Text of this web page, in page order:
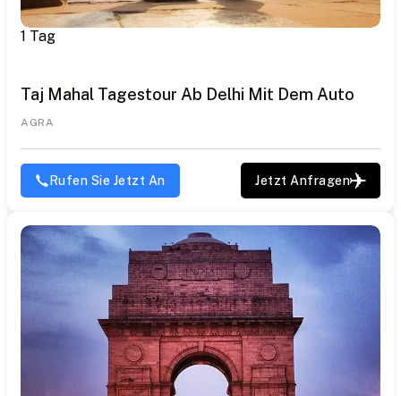
1 Tag
Taj Mahal Tagestour Ab Delhi Mit Dem Auto
AGRA
Rufen Sie Jetzt An Jetzt Anfragen